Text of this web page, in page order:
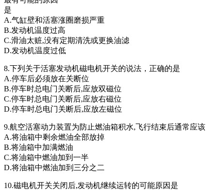
是
A.气缸壁和活塞涨圈磨损严重
B.发动机温度过高
C.滑油太赃,没有定期清洗或更换油滤
D.发动机温度过低
8.下列关于活塞发动机磁电机开关的说法，正确的是
A.停车后必须放在关断位
B.停车时总电门关断后,应放双磁位
C.停车时总电门关断后,应放右磁位
D.停车时总电门关断后,应放左磁位
9.航空活塞动力装置为防止燃油箱积水,飞行结束后通常应该
A.将油箱中剩余燃油全部放掉
B.将油箱中加满燃油
C.将油箱中燃油加到一半
D.将油箱中燃油加到三分之二
10.磁电机开关关闭后,发动机继续运转的可能原因是